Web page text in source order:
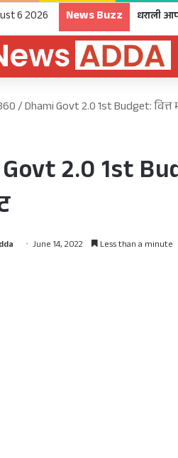
6 2026 News Buzz
/Dhami Govt 2.0 1st Budget: वित्त
2.0 1st
June 14, 2022 Less than a minute